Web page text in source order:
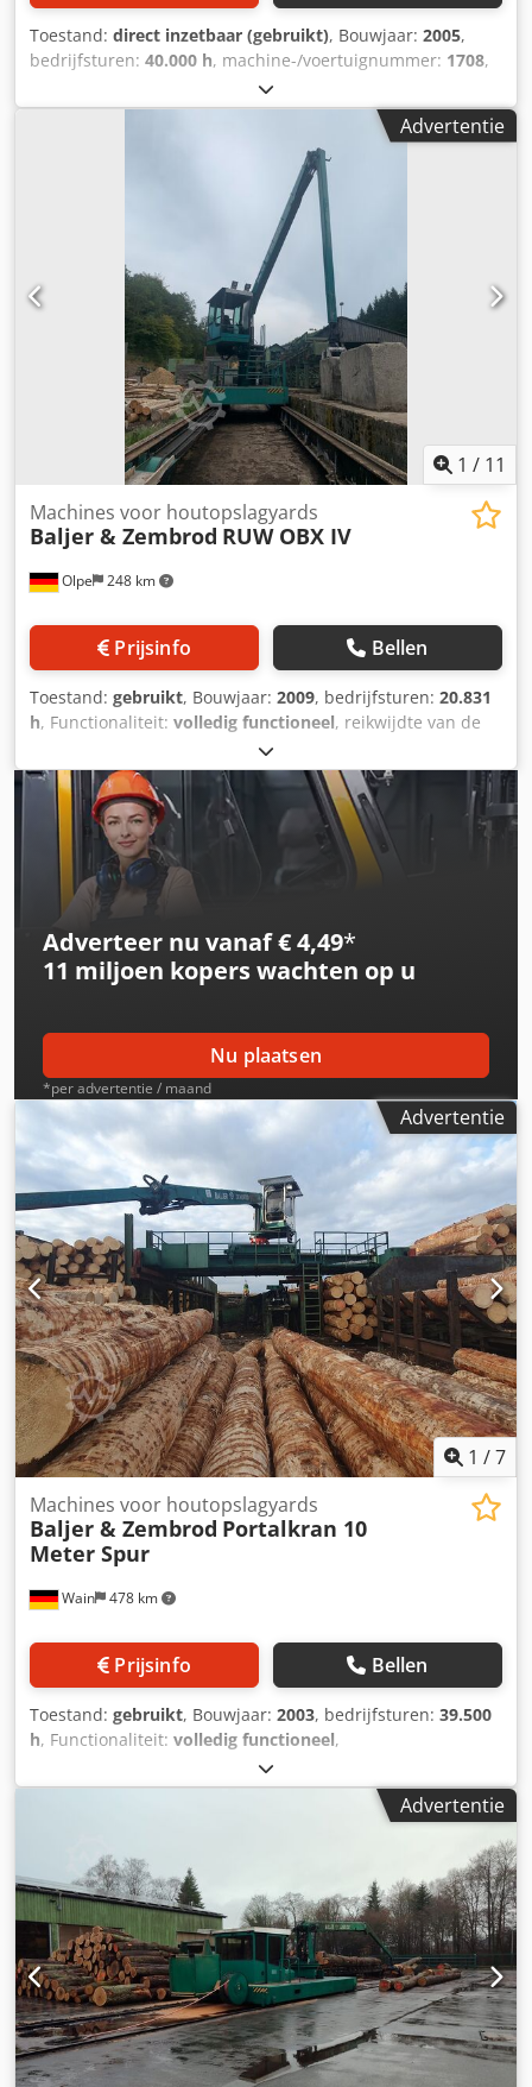
Toestand: direct inzetbaar (gebruikt), Bouwjaar: 2005,
bedrijfsturen: 40.000 h, machine-/voertuignummer: 1708,
15.550 mm
kg, spoorbreedte:3.000 mm, jaar van de laatste revisie:
, Goed onderhouden RSTW
te koop in opdracht van klant: Bouwjaar: 2005 Kraan ESX I,
nieuw in 2020 Reikwijdte: 15,55 m Dksdpfx Ajzh Uk Rsa Der
Vierwielaandrijving Zaag links met 1,30 m zwaard
Spoorbreedte (m): 3,0 Grijper: inbegrepen Kraanpositie:
vóór de cabine Cabinezijdig: links
Advertentie
1 / 11
Olpe 248 km
Machines voor houtopslagyards
Baljer & Zembrod RUW OBX IV
Prijsinfo Bellen
Toestand: gebruikt, Bouwjaar: 2009, bedrijfsturen: 20.831
h, Functionaliteit: volledig functioneel, reikwijdte van de
, draagvermogen:
3.000 mm, Uitrusting:cabine, kraan, Baljer&Zembrod RUW
met OBX IV kraan Machinenummer: 1795 Spoorbreedte:
3,0 m Kraantype: OBX IV Dkjdpfxoy Rygls Aa Djr Reikwijdte:
15,2 m Hefvermogen zonder grijper: 2.000 kg / 15,0 m
Grijper: inbegrepen Kraanpositie: midden Cabinezĳde:
rechts Volledige technische gegevens zie document
'Technische Daten' !! Verkoop in opdracht van klant !!
Adverteer nu vanaf € 4,49*
11 miljoen koperswachten op u
Nu plaatsen
*per advertentie / maand
Advertentie
1 /7
Wain 478 km
Machines voor houtopslagyards
Baljer & Zembrod Portalkran 10
Meter Spur
Prijsinfo Bellen
Toestand: gebruikt, Bouwjaar: 2003, bedrijfsturen: 39.500
h, Functionaliteit: volledig functioneel,
1663
15.300 mm, draagvermogen:2.000 kg, spoorbreedte:
, Gebruikte portaalkraan Sporbreedte: 10 meter
Type kraan: OBX IV 15,3 meter Hefvermogen: 2000 kg bij 15
meter zonder grijper Dsdpfx Aasyyldzj Dekr Grijper:
inclusief Kraanopstelling: midden Cabinezijde: links
Stroomvoorziening: stroomrails Vermogen: 45 kW !!
Verkoop in opdracht van klant !! Beschikbaar vanaf zomer
2026
Advertentie